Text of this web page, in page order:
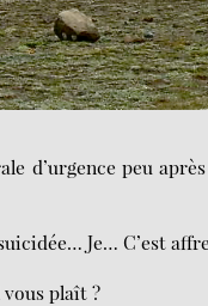
d’urgence peu
Je… C’est
plaît ?